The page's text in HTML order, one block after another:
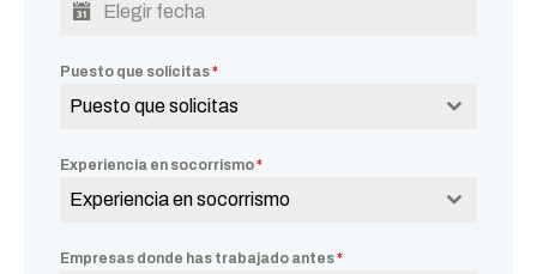
Puesto que solicitas*
Puesto que solicitas
Experiencia en socorrismo*
Experiencia en socorrismo
Empresas donde has trabajado antes*